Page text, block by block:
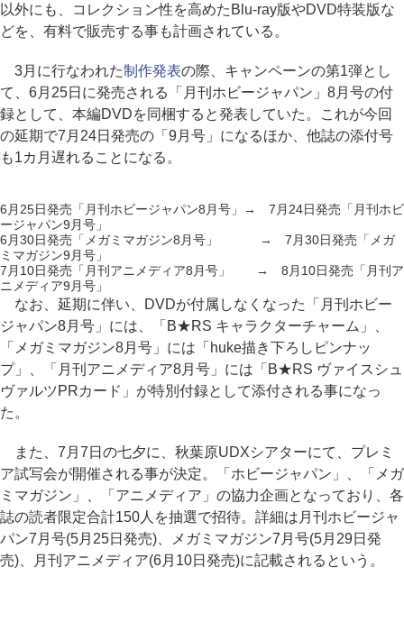
以外にも、コレクション性を高めたBlu-ray版やDVD特装版な
どを、有料で販売する事も計画されている。
3月に行なわれた制作発表の際、キャンペーンの第1弾とし
て、6月25日に発売される「月刊ホビージャパン」8月号の付
録として、本編DVDを同梱すると発表していた。これが今回
の延期で7月24日発売の「9月号」になるほか、他誌の添付号
も1カ月遅れることになる。
6月25日発売「月刊ホビージャパン8月号」→ 7月24日発売「月刊ホビ
ージャパン9月号」
6月30日発売「メガミマガジン8月号」 → 7月30日発売「メガ
ミマガジン9月号」
7月10日発売「月刊アニメディア8月号」 → 8月10日発売「月刊ア
ニメディア9月号」
なお、延期に伴い、DVDが付属しなくなった「月刊ホビー
ジャパン8月号」には、「B★RS キャラクターチャーム」、
「メガミマガジン8月号」には「huke描き下ろしピンナッ
プ」、「月刊アニメディア8月号」には「B★RS ヴァイスシュ
ヴァルツPRカード」が特別付録として添付される事になっ
た。
また、7月7日の七夕に、秋葉原UDXシアターにて、プレミ
ア試写会が開催される事が決定。「ホビージャパン」、「メガ
ミマガジン」、「アニメディア」の協力企画となっており、各
誌の読者限定合計150人を抽選で招待。詳細は月刊ホビージャ
パン7月号(5月25日発売)、メガミマガジン7月号(5月29日発
売)、月刊アニメディア(6月10日発売)に記載されるという。